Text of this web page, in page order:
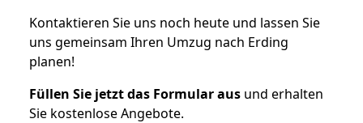
Kontaktieren Sie uns noch heute und lassen Sie
uns gemeinsam Ihren Umzug nach Erding
planen!
Füllen Sie jetzt das Formular aus und erhalten
Sie kostenlose Angebote.